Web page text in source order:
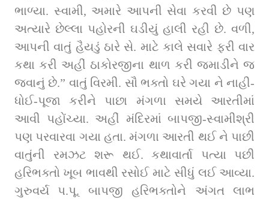
ભાળ્યા. સ્વામી, અમારે આપની સેવા કરવી છે પણ
અત્યારે છેલ્લા પહોરની ઘડીયું હાલી રહી છે. વળી,
આપની વાતું હૈયડું ઠારે સે. માટે કાલે સવારે ફરી વાર
કથા કરી અહીં ઠાકોરજીના થાળ કરી જમાડીને જ
જવાનું છે.” વાતું વિરમી. સૌ ભક્તો ઘરે ગયા ને નાહી-
ધોઈ-પૂજા કરીને પાછા મંગળા સમયે આરતીમાં
આવી પહોંચ્યા. અહીં મંદિરમાં બાપજી-સ્વામીશ્રી
પણ પરવારવા ગયા હતા. મંગળા આરતી થઈ ને પાછી
વાતુંની રમઝટ શરૂ થઈ. કથાવાર્તા પત્યા પછી
હરિભક્તો ખૂબ ભાવથી રસોઈ માટે સીધું લઈ આવ્યા.
ગુરુવર્ય પ.પૂ. બાપજી હરિભક્તોને અંગત લાભ